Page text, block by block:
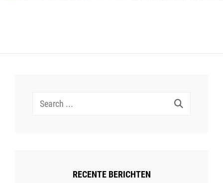
Search
RECENTE BERICHTEN